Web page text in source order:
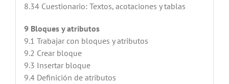
8.34 Cuestionario: Textos, acotaciones y tablas
9 Bloques y atributos
9.1 Trabajar con bloques y atributos
9.2 Crear bloque
9.3 Insertar bloque
9.4 Definición de atributos